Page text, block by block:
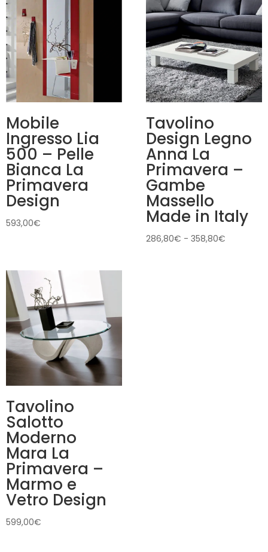
Mobile
Ingresso Lia
500 – Pelle
Bianca La
Primavera
Design
593,00€
Tavolino
Design Legno
Anna La
Primavera –
Gambe
Massello
Made in Italy
286,80€ - 358,80€
Tavolino
Salotto
Moderno
Mara La
Primavera –
Marmo e
Vetro Design
599,00€